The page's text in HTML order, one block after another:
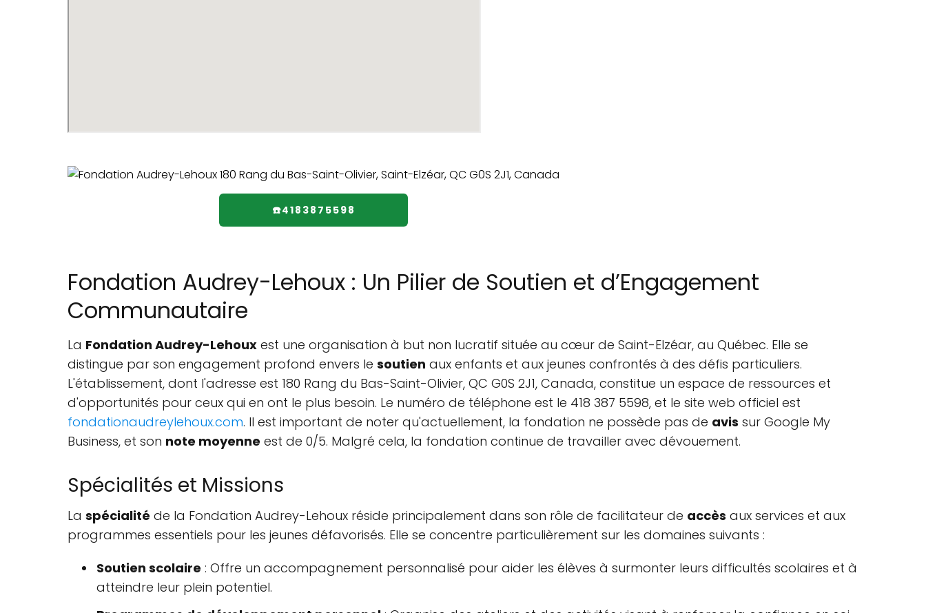
☎️4183875598
Fondation Audrey-Lehoux : Un Pilier de Soutien et d’Engagement
Communautaire
La Fondation Audrey-Lehoux est une organisation à but non lucratif située au cœur de Saint-Elzéar, au Québec. Elle se
distingue par son engagement profond envers le soutien aux enfants et aux jeunes confrontés à des défis particuliers.
L'établissement, dont l'adresse est 180 Rang du Bas-Saint-Olivier, QC G0S 2J1, Canada, constitue un espace de ressources et
d'opportunités pour ceux qui en ont le plus besoin. Le numéro de téléphone est le 418 387 5598, et le site web officiel est
fondationaudreylehoux.com. Il est important de noter qu'actuellement, la fondation ne possède pas de avis sur Google My
Business, et son note moyenne est de 0/5. Malgré cela, la fondation continue de travailler avec dévouement.
Spécialités et Missions
La spécialité de la Fondation Audrey-Lehoux réside principalement dans son rôle de facilitateur de accès aux services et aux
programmes essentiels pour les jeunes défavorisés. Elle se concentre particulièrement sur les domaines suivants :
Soutien scolaire : Offre un accompagnement personnalisé pour aider les élèves à surmonter leurs difficultés scolaires et à
atteindre leur plein potentiel.